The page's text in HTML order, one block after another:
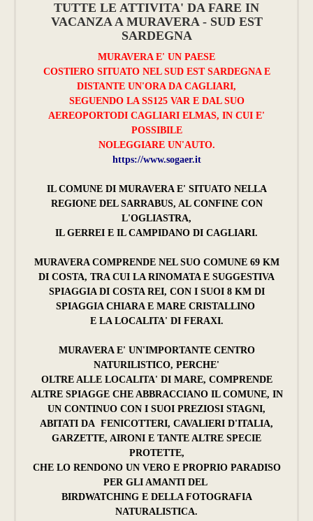
TUTTE LE ATTIVITA' DA FARE IN
VACANZA A MURAVERA - SUD EST
SARDEGNA
MURAVERA E' UN PAESE
COSTIERO SITUATO NEL SUD EST SARDEGNA E
DISTANTE UN'ORA DA CAGLIARI,
SEGUENDO LA SS125 VAR E DAL SUO
AEREOPORTODI CAGLIARI ELMAS, IN CUI E'
POSSIBILE
NOLEGGIARE UN'AUTO.
https://www.sogaer.it
IL COMUNE DI MURAVERA E' SITUATO NELLA
REGIONE DEL SARRABUS, AL CONFINE CON
L'OGLIASTRA,
IL GERREI E IL CAMPIDANO DI CAGLIARI.
MURAVERA COMPRENDE NEL SUO COMUNE 69 KM
DI COSTA, TRA CUI LA RINOMATA E SUGGESTIVA
SPIAGGIA DI COSTA REI, CON I SUOI 8 KM DI
SPIAGGIA CHIARA E MARE CRISTALLINO
E LA LOCALITA' DI FERAXI.
MURAVERA E' UN'IMPORTANTE CENTRO
NATURILISTICO, PERCHE'
OLTRE ALLE LOCALITA' DI MARE, COMPRENDE
ALTRE SPIAGGE CHE ABBRACCIANO IL COMUNE, IN
UN CONTINUO CON I SUOI PREZIOSI STAGNI,
ABITATI DA FENICOTTERI, CAVALIERI D'ITALIA,
GARZETTE, AIRONI E TANTE ALTRE SPECIE
PROTETTE,
CHE LO RENDONO UN VERO E PROPRIO PARADISO
PER GLI AMANTI DEL
BIRDWATCHING E DELLA FOTOGRAFIA
NATURALISTICA.